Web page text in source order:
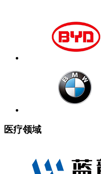
医疗领域